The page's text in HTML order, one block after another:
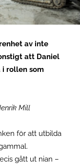
av inte
att Daniel
i rollen som
Mill
för att utbilda
gått ut nian –